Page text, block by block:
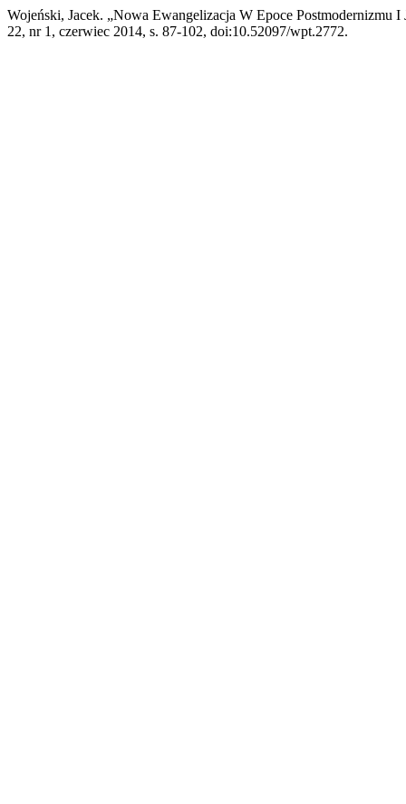
Wojeński, Jacek. „Nowa Ewangelizacja W Epoce Postmodernizmu
22, nr 1, czerwiec 2014, s. 87-102, doi:10.52097/wpt.2772.